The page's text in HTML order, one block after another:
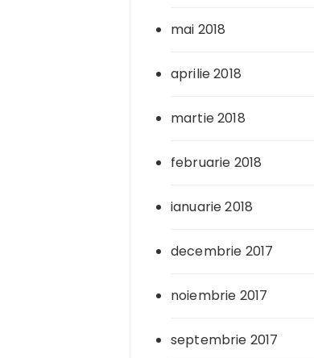
mai 2018
aprilie 2018
martie 2018
februarie 2018
ianuarie 2018
decembrie 2017
noiembrie 2017
septembrie 2017